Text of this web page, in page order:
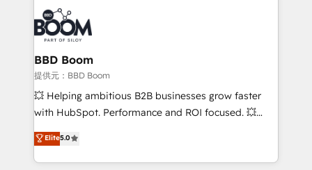
experts conseil - 150 certifications HubSpot
cumulées
revenue. ⚙️ HubSpot Integration & Optimization •
Seamless CRM, CMS, and automation setup •
Complex platform migrations and data cleanups •
Custom APIs and third-party integrations 📈 End-to-
End Revenue Acceleration • Lifecycle marketing and
pipeline growth programs • Sales enablement tools
and CRM optimization • Retention strategies with
Execution • 750+ onboardings and 2,000+
implementations • Deep expertise across marketing,
BBD Boom
提供元：BBD Boom
💥 Helping ambitious B2B businesses grow faster
with HubSpot. Performance and ROI focused. 💥
BBD Boom is the HubSpot partner that can help you
to HubSpot Better. We work with your teams to
solve all your HubSpot challenges and improve user
Elite5.0